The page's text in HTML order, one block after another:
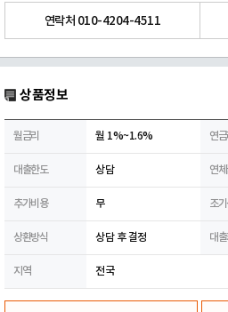
연락처 010-4204-4511
상품정보
월금리 월 1%~1.6% 연금
대출한도 상담 연체
추가비용 무 조
상환방식 상담 후 결정 대
지역 전국